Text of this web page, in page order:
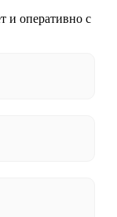
и оперативно с